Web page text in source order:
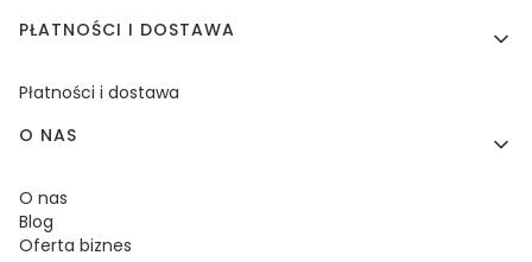
PŁATNOŚCI I DOSTAWA
Płatności i dostawa
O NAS
O nas
Blog
Oferta biznes